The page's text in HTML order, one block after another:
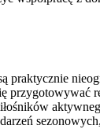
praktycznie
przygotowywać